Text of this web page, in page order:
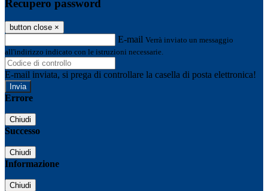
Recupero password
button close ×
E-mail Verrà inviato un messaggio
all'indirizzo indicato con le istruzioni necessarie.
E-mail inviata, si prega di controllare la casella di posta elettronica!
Errore
Chiudi
Successo
Chiudi
Informazione
Chiudi